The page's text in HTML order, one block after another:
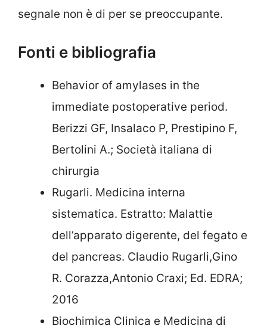
segnale non è di per se preoccupante.
Fonti e bibliografia
Behavior of amylases in the
immediate postoperative period.
Berizzi GF, Insalaco P, Prestipino F,
Bertolini A.; Società italiana di
chirurgia
Rugarli. Medicina interna
sistematica. Estratto: Malattie
dell’apparato digerente, del fegato e
del pancreas. Claudio Rugarli,Gino
R. Corazza,Antonio Craxi; Ed. EDRA;
2016
Biochimica Clinica e Medicina di